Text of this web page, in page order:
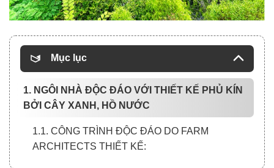
Mục lục
1. NGÔI NHÀ ĐỘC ĐÁO VỚI THIẾT KẾ PHỦ KÍN
BỞI CÂY XANH, HỒ NƯỚC
1.1. CÔNG TRÌNH ĐỘC ĐÁO DO FARM
ARCHITECTS THIẾT KẾ: